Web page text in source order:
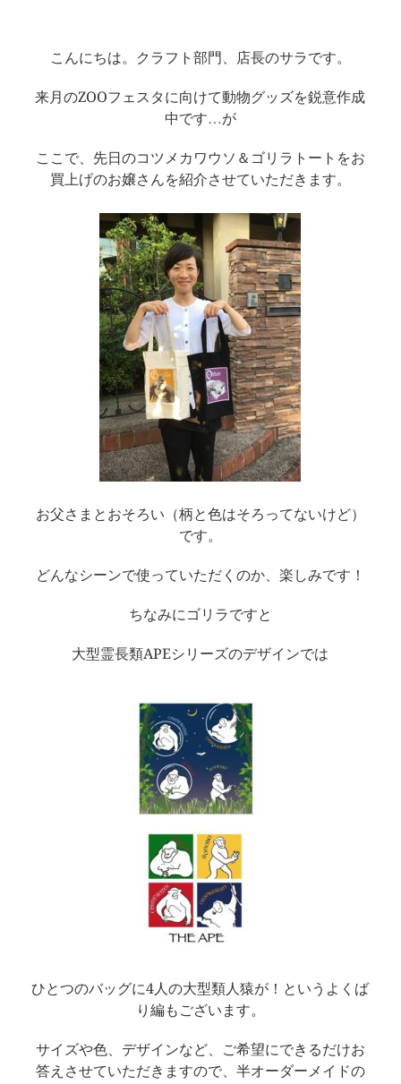
こんにちは。クラフト部門、店長のサラです。
来月のZOOフェスタに向けて動物グッズを鋭意作成
中です…が
ここで、先日のコツメカワウソ＆ゴリラトートをお
買上げのお嬢さんを紹介させていただきます。
お父さまとおそろい（柄と色はそろってないけど）
です。
どんなシーンで使っていただくのか、楽しみです！
ちなみにゴリラですと
大型霊長類APEシリーズのデザインでは
ひとつのバッグに4人の大型類人猿が！というよくば
り編もございます。
サイズや色、デザインなど、ご希望にできるだけお
答えさせていただきますので、半オーダーメイドの